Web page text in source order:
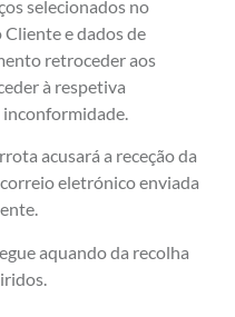
selecionados no
e dados de
retroceder aos
à respetiva
inconformidade.
acusará a receção da
eletrónico enviada
aquando da recolha